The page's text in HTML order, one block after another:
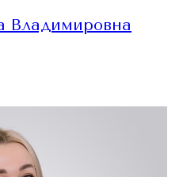
Владимировна